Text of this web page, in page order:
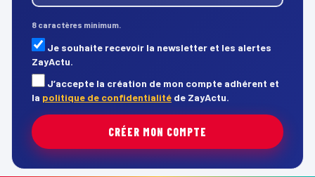
8 caractères minimum.
Je souhaite recevoir la newsletter et les alertes
ZayActu.
J’accepte la création de mon compte adhérent et
la politique de confidentialité de ZayActu.
CRÉER MON COMPTE